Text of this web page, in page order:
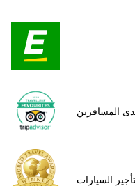
المسافرين
السيارات